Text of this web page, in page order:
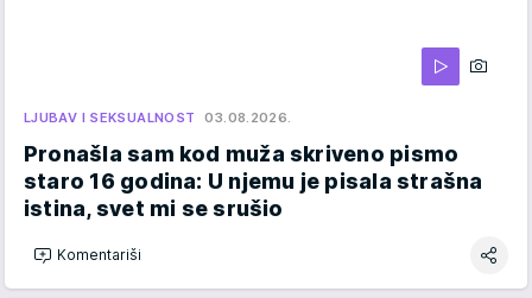
LJUBAV I SEKSUALNOST 03.08.2026.
Pronašla sam kod muža skriveno pismo
staro 16 godina: U njemu je pisala strašna
istina, svet mi se srušio
Komentariši